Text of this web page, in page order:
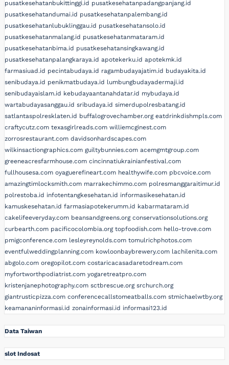
pusatkesehatanbukittinggi.id pusatkesehatanpadangpanjang.id
pusatkesehatandumai.id pusatkesehatanpalembang.id
pusatkesehatanlubuklinggau.id pusatkesehatansolo.id
pusatkesehatanmalang.id pusatkesehatanmataram.id
pusatkesehatanbima.id pusatkesehatansingkawang.id
pusatkesehatanpalangkaraya.id apotekerku.id apotekmk.id
farmasiuad.id pecintabudaya.id ragambudayajatim.id budayakita.id
senibudaya.id penikmatbudaya.id lumbungbudayadermaji.id
senibudayaislam.id kebudayaantanahdatar.id mybudaya.id
wartabudayasanggau.id sribudaya.id simerdupolresbatang.id
satlantaspolresklaten.id buffalogrovechamber.org eatdrinkdishmpls.com
craftycutz.com texasgirlreads.com williemcginest.com
zorrosrestaurant.com davidsonhardscapes.com
wilkinsactiongraphics.com guiltybunnies.com acemgmtgroup.com
greeneacresfarmhouse.com cincinnatiukrainianfestival.com
fullhousesa.com oyaguerefineart.com healthywife.com pbcvoice.com
amazingtimlocksmith.com marrakechimmo.com polresmanggaraitimur.id
polrestoba.id infotentangkesehatan.id informasikesehatan.id
kamuskesehatan.id farmasiapotekerumm.id kabarmataram.id
cakelifeeveryday.com beansandgreens.org conservationsolutions.org
curbearth.com pacificocolombia.org topfoodish.com hello-trove.com
pmigconference.com lesleyreynolds.com tomulrichphotos.com
eventfulweddingplanning.com kowloonbaybrewery.com lachilenita.com
abgolo.com oregopilot.com costaricacasadaretodream.com
myfortworthpodiatrist.com yogaretreatpro.com
kristenjanephotography.com sctbrescue.org srchurch.org
giantrusticpizza.com conferencecallstomeatballs.com stmichaelwtby.org
keamananinformasi.id zonainformasi.id informasi123.id
Data Taiwan
slot Indosat